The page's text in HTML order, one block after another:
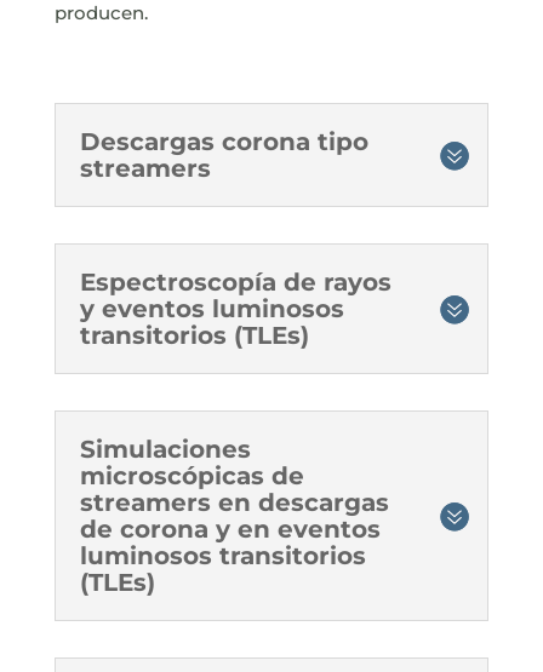
producen.
Descargas corona tipo
streamers
Espectroscopía de rayos
y eventos luminosos
transitorios (TLEs)
Simulaciones
microscópicas de
streamers en descargas
de corona y en eventos
luminosos transitorios
(TLEs)